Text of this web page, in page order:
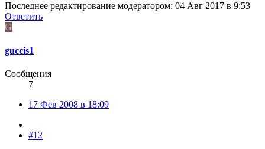
Последнее редактирование модератором: 04 Авг 2017 в 9:53
Ответить
G
guccis1
Сообщения
7
17 Фев 2008 в 18:09
#12